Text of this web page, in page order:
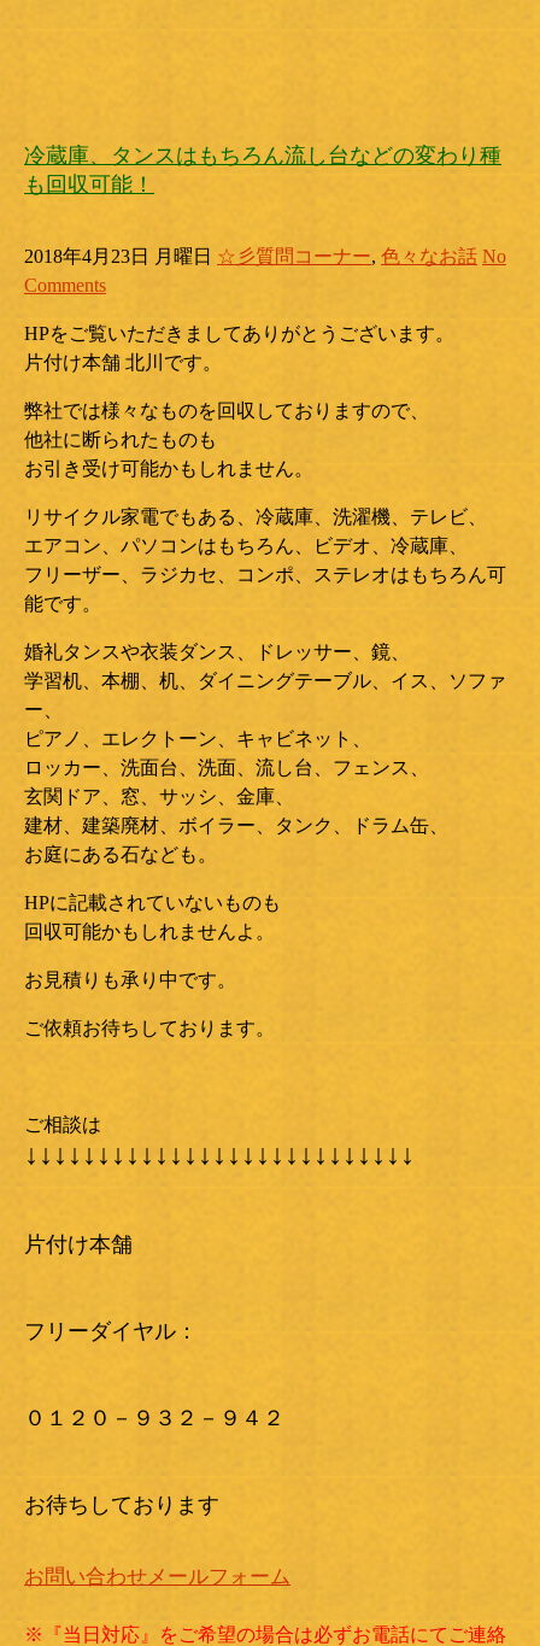
冷蔵庫、タンスはもちろん流し台などの変わり種
も回収可能！
2018年4月23日 月曜日 ☆彡質問コーナー, 色々なお話 No
Comments
HPをご覧いただきましてありがとうございます。
片付け本舗 北川です。
弊社では様々なものを回収しておりますので、
他社に断られたものも
お引き受け可能かもしれません。
リサイクル家電でもある、冷蔵庫、洗濯機、テレビ、
エアコン、パソコンはもちろん、ビデオ、冷蔵庫、
フリーザー、ラジカセ、コンポ、ステレオはもちろん可
能です。
婚礼タンスや衣装ダンス、ドレッサー、鏡、
学習机、本棚、机、ダイニングテーブル、イス、ソファ
ー、
ピアノ、エレクトーン、キャビネット、
ロッカー、洗面台、洗面、流し台、フェンス、
玄関ドア、窓、サッシ、金庫、
建材、建築廃材、ボイラー、タンク、ドラム缶、
お庭にある石なども。
HPに記載されていないものも
回収可能かもしれませんよ。
お見積りも承り中です。
ご依頼お待ちしております。
ご相談は
↓↓↓↓↓↓↓↓↓↓↓↓↓↓↓↓↓↓↓↓↓↓↓↓↓↓↓
片付け本舗
フリーダイヤル：
０１２０－９３２－９４２
お待ちしております
お問い合わせメールフォーム
※『当日対応』をご希望の場合は必ずお電話にてご連絡